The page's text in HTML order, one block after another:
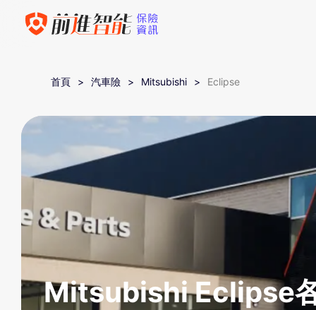
首頁 汽車險 Mitsubishi Eclipse
Mitsubishi Eclipse